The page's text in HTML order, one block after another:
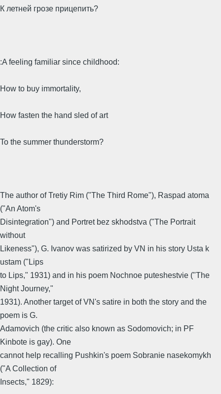
К летней грозе прицепить?
:A feeling familiar since childhood:
How to buy immortality,
How fasten the hand sled of art
To the summer thunderstorm?
The author of Tretiy Rim ("The Third Rome"), Raspad atoma
("An Atom's
Disintegration") and Portret bez skhodstva ("The Portrait
without
Likeness"), G. Ivanov was satirized by VN in his story Usta k
ustam ("Lips
to Lips," 1931) and in his poem Nochnoe puteshestvie ("The
Night Journey,"
1931). Another target of VN's satire in both the story and the
poem is G.
Adamovich (the critic also known as Sodomovich; in PF
Kinbote is gay). One
cannot help recalling Pushkin's poem Sobranie nasekomykh
("A Collection of
Insects," 1829):